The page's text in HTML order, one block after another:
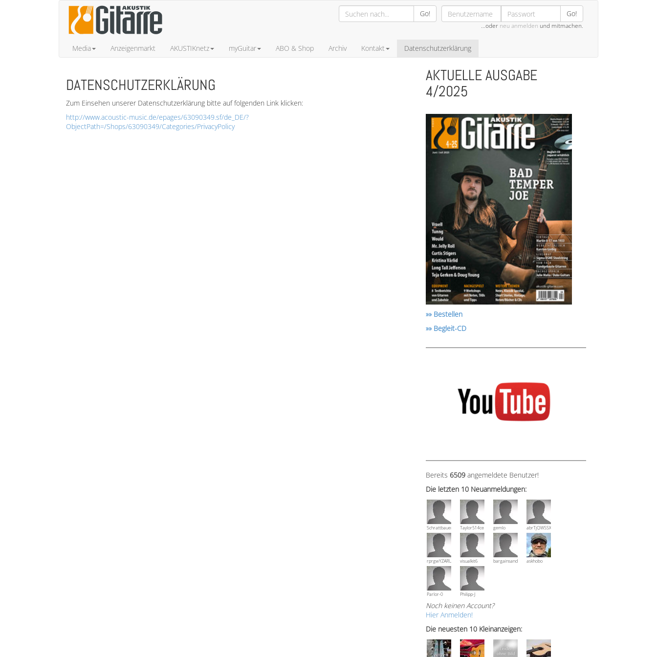
Go! Go!
…oder neu anmelden und mitmachen.
Media Anzeigenmarkt AKUSTIKnetz myGuitar ABO & Shop Archiv Kontakt Datenschutzerklärung
DATENSCHUTZERKLÄRUNG
Zum Einsehen unserer Datenschutzerklärung bitte auf folgenden Link klicken:
http://www.acoustic-music.de/epages/63090349.sf/de_DE/?
ObjectPath=/Shops/63090349/Categories/PrivacyPolicy
AKTUELLE AUSGABE
4/2025
»» Bestellen
»» Begleit-CD
Bereits 6509 angemeldete Benutzer!
Die letzten 10 Neuanmeldungen:
Schrattbauer Taylor514ce gemlo abrTjQWSSXuVznPolE
rprgwYZARUTZQyCWESpD
visualkit6 bargainsandmoreaskhobo
Parlor-0 Philipp-J
Noch keinen Account?
Hier Anmelden!
Die neuesten 10 Kleinanzeigen: